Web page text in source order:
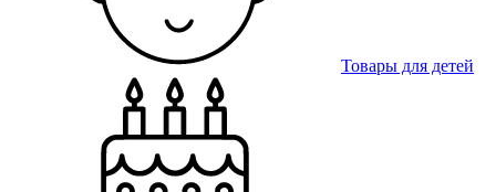
Товары для детей